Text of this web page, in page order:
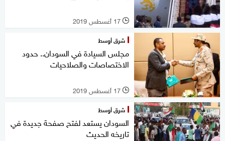
l 17 أغسطس 2019
شرق أوسط
مجلس السيادة في السودان.. حدود
الاختصاصات والصلاحيات
l 17 أغسطس 2019
شرق أوسط
السودان يستعد لفتح صفحة جديدة في
تاريخه الحديث